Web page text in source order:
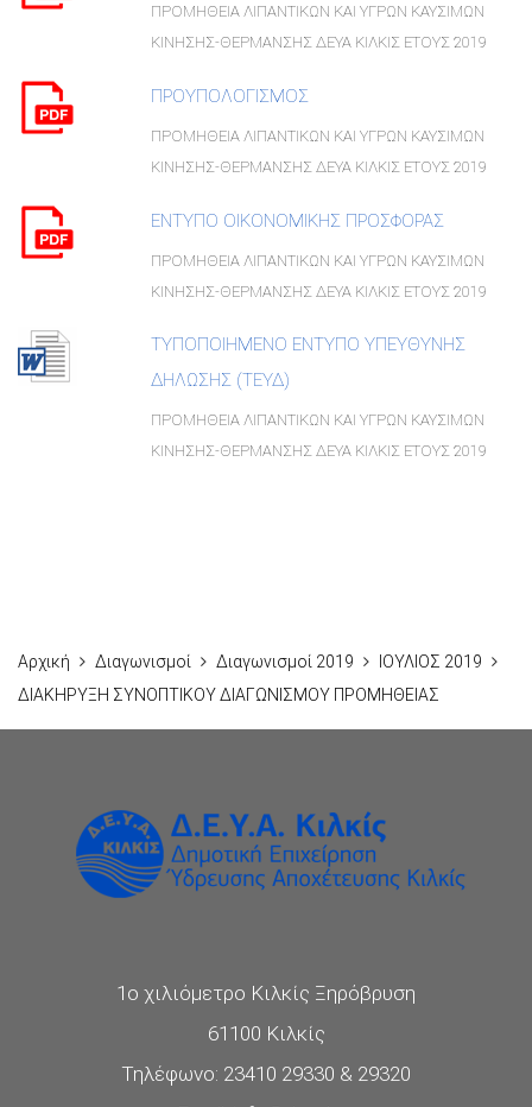
ΠΡΟΜΗΘΕΙΑ ΛΙΠΑΝΤΙΚΩΝ ΚΑΙ ΥΓΡΩΝ ΚΑΥΣΙΜΩΝ
ΚΙΝΗΣΗΣ-ΘΕΡΜΑΝΣΗΣ ΔΕΥΑ ΚΙΛΚΙΣ ΕΤΟΥΣ 2019
ΠΡΟΥΠΟΛΟΓΙΣΜΟΣ
ΠΡΟΜΗΘΕΙΑ ΛΙΠΑΝΤΙΚΩΝ ΚΑΙ ΥΓΡΩΝ ΚΑΥΣΙΜΩΝ
ΚΙΝΗΣΗΣ-ΘΕΡΜΑΝΣΗΣ ΔΕΥΑ ΚΙΛΚΙΣ ΕΤΟΥΣ 2019
ΕΝΤΥΠΟ ΟΙΚΟΝΟΜΙΚΗΣ ΠΡΟΣΦΟΡΑΣ
ΠΡΟΜΗΘΕΙΑ ΛΙΠΑΝΤΙΚΩΝ ΚΑΙ ΥΓΡΩΝ ΚΑΥΣΙΜΩΝ
ΚΙΝΗΣΗΣ-ΘΕΡΜΑΝΣΗΣ ΔΕΥΑ ΚΙΛΚΙΣ ΕΤΟΥΣ 2019
ΤΥΠΟΠΟΙΗΜΕΝΟ ΕΝΤΥΠΟ ΥΠΕΥΘΥΝΗΣ
ΔΗΛΩΣΗΣ (TEΥΔ)
ΠΡΟΜΗΘΕΙΑ ΛΙΠΑΝΤΙΚΩΝ ΚΑΙ ΥΓΡΩΝ ΚΑΥΣΙΜΩΝ
ΚΙΝΗΣΗΣ-ΘΕΡΜΑΝΣΗΣ ΔΕΥΑ ΚΙΛΚΙΣ ΕΤΟΥΣ 2019
Αρχική Διαγωνισμοί Διαγωνισμοί 2019
ΙΟΥΛΙΟΣ 2019
ΔΙΑΚΗΡΥΞΗ ΣΥΝΟΠΤΙΚΟΥ ΔΙΑΓΩΝΙΣΜΟΥ ΠΡΟΜΗΘΕΙΑΣ
1ο χιλιόμετρο Κιλκίς Ξηρόβρυση
61100 Κιλκίς
Τηλέφωνο: 23410 29330 & 29320